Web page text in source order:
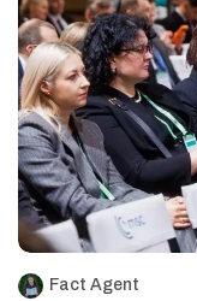
Fact Agent